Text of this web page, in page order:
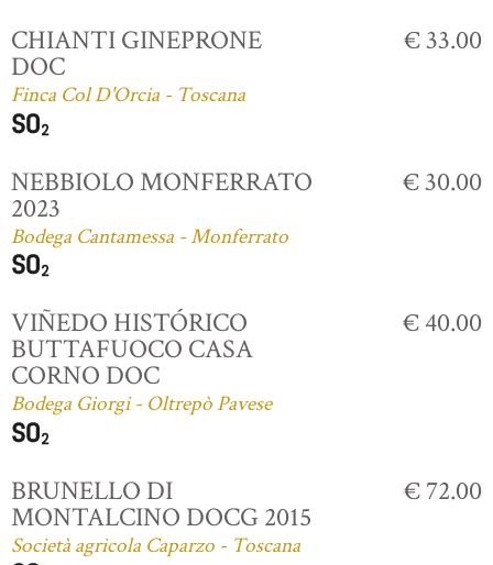
CHIANTI GINEPRONE
DOC
Finca Col D'Orcia - Toscana
€ 33.00
NEBBIOLO MONFERRATO
2023
Bodega Cantamessa - Monferrato
€ 30.00
VIÑEDO HISTÓRICO
BUTTAFUOCO CASA
CORNO DOC
Bodega Giorgi - Oltrepò Pavese
€ 40.00
BRUNELLO DI
MONTALCINO DOCG 2015
Società agricola Caparzo - Toscana
€ 72.00